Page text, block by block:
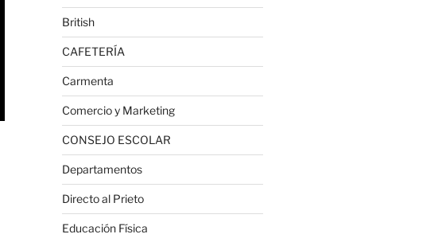
British
CAFETERÍA
Carmenta
Comercio y Marketing
CONSEJO ESCOLAR
Departamentos
Directo al Prieto
Educación Física